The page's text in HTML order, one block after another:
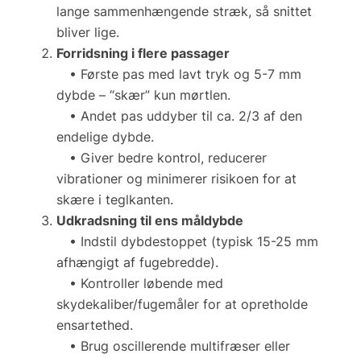
lange sammenhængende stræk, så snittet
bliver lige.
Forridsning i flere passager
• Første pas med lavt tryk og 5-7 mm
dybde – “skær” kun mørtlen.
• Andet pas uddyber til ca. 2/3 af den
endelige dybde.
• Giver bedre kontrol, reducerer
vibrationer og minimerer risikoen for at
skære i teglkanten.
Udkradsning til ens måldybde
• Indstil dybdestoppet (typisk 15-25 mm
afhængigt af fugebredde).
• Kontroller løbende med
skydekaliber/fugemåler for at opretholde
ensartethed.
• Brug oscillerende multifræser eller